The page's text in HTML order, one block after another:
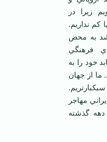
زيرا در
کم نداريم.
به محض
فرهنگي
خود را به
ما از جهان
مهاجر
دهه گذشته